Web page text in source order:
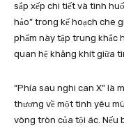
sắp xếp chi tiết và tình
hảo” trong kế hoạch che
phẩm này tập trung khắc
quan hệ khăng khít giữa
“Phía sau nghi can X” là
thương về một tình yêu
vòng tròn của tội ác. Nếu